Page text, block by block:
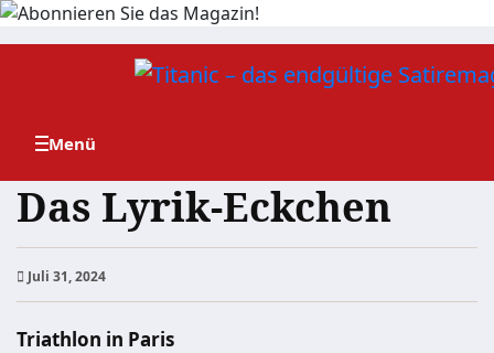
Zum
Das Lyrik-Eckchen
Juli 31, 2024
Triathlon in Paris